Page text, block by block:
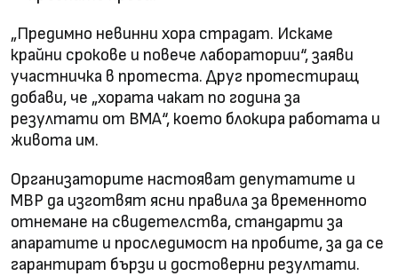
„Предимно невинни хора страдат. Искаме
крайни срокове и повече лаборатории“, заяви
участничка в протеста. Друг протестиращ
добави, че „хората чакат по година за
резултати от ВМА“, което блокира работата и
живота им.
Организаторите настояват депутатите и
МВР да изготвят ясни правила за временното
отнемане на свидетелства, стандарти за
апаратите и проследимост на пробите, за да се
гарантират бързи и достоверни резултати.